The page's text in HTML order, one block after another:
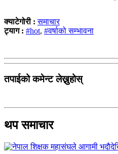
क्याटेगोरी :समाचार
ट्याग : #hot, #वर्षाको सम्भावना
तपाईको कमेन्ट लेख्नुहोस्
थप समाचार